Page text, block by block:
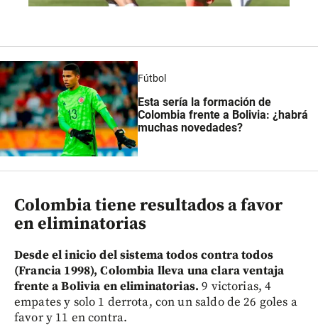
Fútbol
Esta sería la formación de
Colombia frente a Bolivia: ¿habrá
muchas novedades?
Colombia tiene resultados a favor
en eliminatorias
Desde el inicio del sistema todos contra todos
(Francia 1998), Colombia lleva una clara ventaja
frente a Bolivia en eliminatorias. 9 victorias, 4
empates y solo 1 derrota, con un saldo de 26 goles a
favor y 11 en contra.